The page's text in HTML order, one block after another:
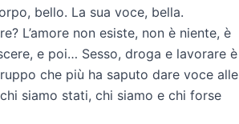
bello. La sua voce, bella.
L’amore non esiste, non è niente, è
e poi… Sesso, droga e lavorare è
che più ha saputo dare voce alle
siamo stati, chi siamo e chi forse